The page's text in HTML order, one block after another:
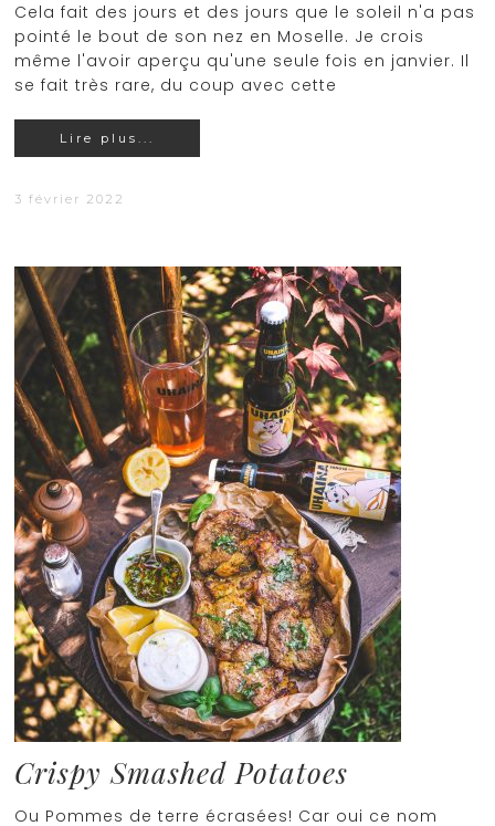
Cela fait des jours et des jours que le soleil n'a pas
pointé le bout de son nez en Moselle. Je crois
même l'avoir aperçu qu'une seule fois en janvier. Il
se fait très rare, du coup avec cette
Lire plus...
3 février 2022
Crispy Smashed Potatoes
Ou Pommes de terre écrasées! Car oui ce nom